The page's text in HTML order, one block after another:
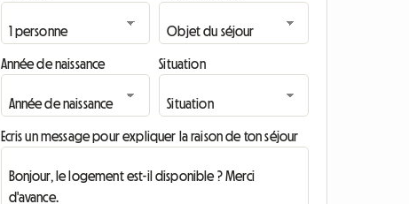
Année de naissance Situation
Ecris un message pour expliquer la raison de ton séjour